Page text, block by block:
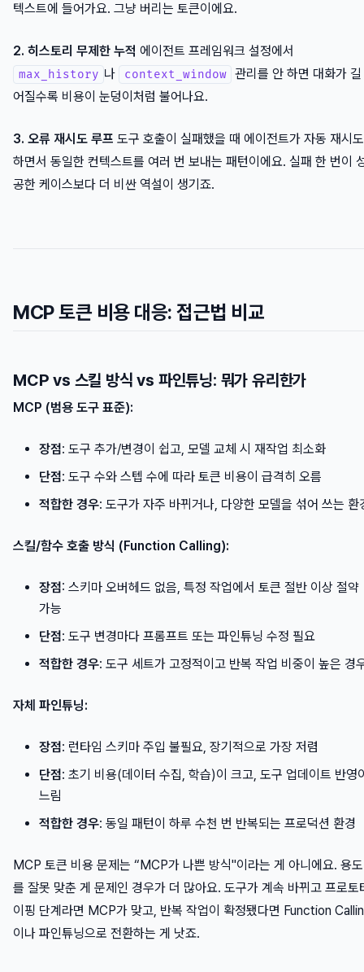
텍스트에 들어가요. 그냥 버리는 토큰이에요.
2. 히스토리 무제한 누적 에이전트 프레임워크 설정에서
max_history 나 context_window
관리를 안 하면 대화가 길
어질수록 비용이 눈덩이처럼 불어나요.
3. 오류 재시도 루프 도구 호출이 실패했을 때 에이전트가 자동 재시도
하면서 동일한 컨텍스트를 여러 번 보내는 패턴이에요. 실패 한 번이
공한 케이스보다 더 비싼 역설이 생기죠.
MCP 토큰 비용 대응: 접근법 비교
MCP vs 스킬 방식 vs 파인튜닝: 뭐가 유리한가
MCP (범용 도구 표준):
장점: 도구 추가/변경이 쉽고, 모델 교체 시 재작업 최소화
단점: 도구 수와 스텝 수에 따라 토큰 비용이 급격히 오름
적합한 경우: 도구가 자주 바뀌거나, 다양한 모델을 섞어 쓰는 환
스킬/함수 호출 방식 (Function Calling):
장점: 스키마 오버헤드 없음, 특정 작업에서 토큰 절반 이상 절약
가능
단점: 도구 변경마다 프롬프트 또는 파인튜닝 수정 필요
적합한 경우: 도구 세트가 고정적이고 반복 작업 비중이 높은 경
자체 파인튜닝:
장점: 런타임 스키마 주입 불필요, 장기적으로 가장 저렴
단점: 초기 비용(데이터 수집, 학습)이 크고, 도구 업데이트 반영
느림
적합한 경우: 동일 패턴이 하루 수천 번 반복되는 프로덕션 환경
MCP 토큰 비용 문제는 “MCP가 나쁜 방식"이라는 게 아니에요. 용도
를 잘못 맞춘 게 문제인 경우가 더 많아요. 도구가 계속 바뀌고 프로토
이핑 단계라면 MCP가 맞고, 반복 작업이 확정됐다면 Function
이나 파인튜닝으로 전환하는 게 낫죠.